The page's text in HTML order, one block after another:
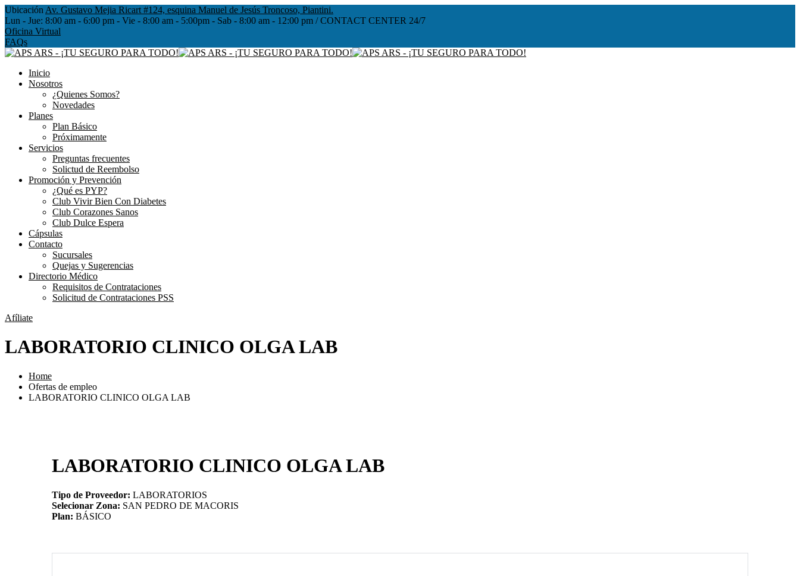
Ubicación Av. Gustavo Mejia Ricart #124, esquina Manuel de Jesús Troncoso, Piantini.
Lun - Jue: 8:00 am - 6:00 pm - Vie - 8:00 am - 5:00pm - Sab - 8:00 am - 12:00 pm / CONTACT CENTER 24/7
Oficina Virtual
FAQs
Inicio
Nosotros
¿Quienes Somos?
Novedades
Planes
Plan Básico
Próximamente
Servicios
Preguntas frecuentes
Solictud de Reembolso
Promoción y Prevención
¿Qué es PYP?
Club Vivir Bien Con Diabetes
Club Corazones Sanos
Club Dulce Espera
Cápsulas
Contacto
Sucursales
Quejas y Sugerencias
Directorio Médico
Requisitos de Contrataciones
Solicitud de Contrataciones PSS
Afíliate
LABORATORIO CLINICO OLGA LAB
Home
Ofertas de empleo
LABORATORIO CLINICO OLGA LAB
LABORATORIO CLINICO OLGA LAB
Tipo de Proveedor: LABORATORIOS
Selecionar Zona: SAN PEDRO DE MACORIS
Plan: BÁSICO